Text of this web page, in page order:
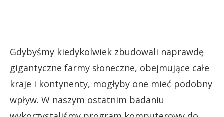
Gdybyśmy kiedykolwiek zbudowali naprawdę
gigantyczne farmy słoneczne, obejmujące całe
kraje i kontynenty, mogłyby one mieć podobny
wpływ. W naszym ostatnim badaniu